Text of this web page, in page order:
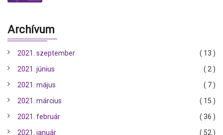
Archívum
2021. szeptember
( 13 )
2021. június
( 2 )
2021. május
( 7 )
2021. március
( 15 )
2021. február
( 36 )
2021. január
( 52 )